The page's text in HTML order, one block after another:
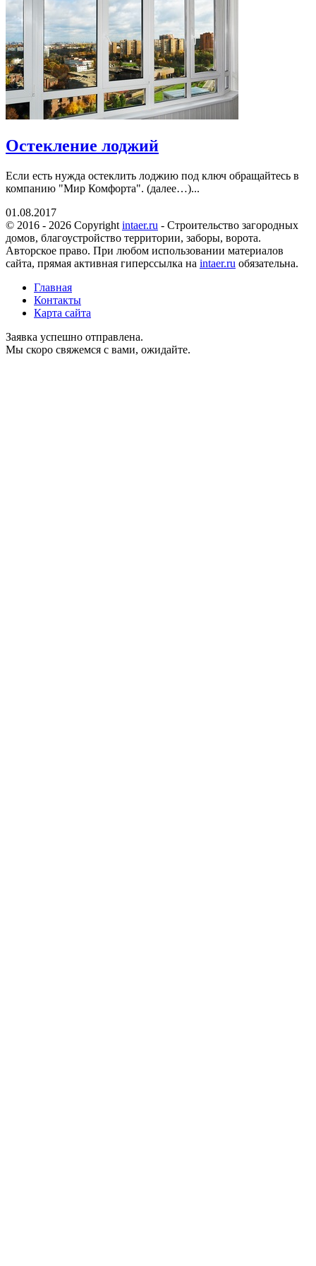
Остекление лоджий
Если есть нужда остеклить лоджию под ключ обращайтесь в
компанию "Мир Комфорта". (далее…)...
01.08.2017
© 2016 - 2026 Copyright intaer.ru - Cтроительство загородных
домов, благоустройство территории, заборы, ворота.
Авторское право. При любом использовании материалов
сайта, прямая активная гиперссылка на intaer.ru обязательна.
Главная
Контакты
Карта сайта
Заявка успешно отправлена.
Мы скоро свяжемся с вами, ожидайте.